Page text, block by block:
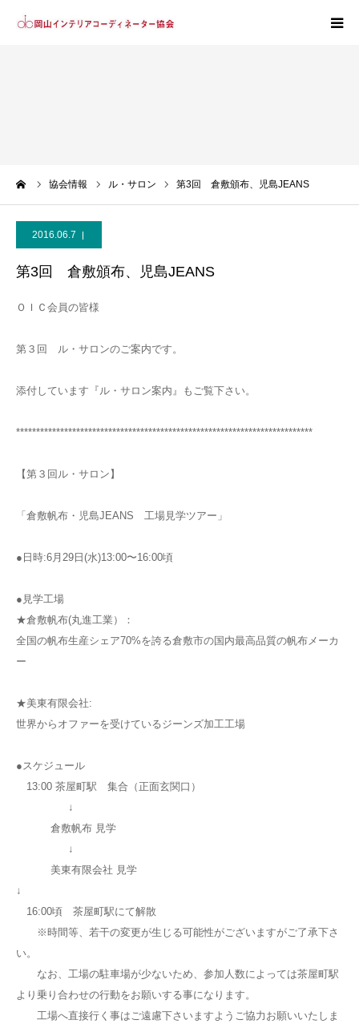
協会情報 ル・サロン 第3回 倉敷頒布、児島JEANS
2016.06.7
第3回 倉敷頒布、児島JEANS
ＯＩＣ会員の皆様
第３回 ル・サロンのご案内です。
添付しています『ル・サロン案内』もご覧下さい。
**************************************************************************
【第３回ル・サロン】
「倉敷帆布・児島JEANS 工場見学ツアー」
●日時:6月29日(水)13:00〜16:00頃
●見学工場
★倉敷帆布(丸進工業）：
全国の帆布生産シェア70%を誇る倉敷市の国内最高品質の帆布メーカ
ー
★美東有限会社:
世界からオファーを受けているジーンズ加工工場
●スケジュール
13:00 茶屋町駅 集合（正面玄関口）
↓
倉敷帆布 見学
↓
美東有限会社 見学
↓
16:00頃 茶屋町駅にて解散
※時間等、若干の変更が生じる可能性がございますがご了承下さ
い。
なお、工場の駐車場が少ないため、参加人数によっては茶屋町駅
より乗り合わせの行動をお願いする事になります。
工場へ直接行く事はご遠慮下さいますようご協力お願いいたしま
入会案内